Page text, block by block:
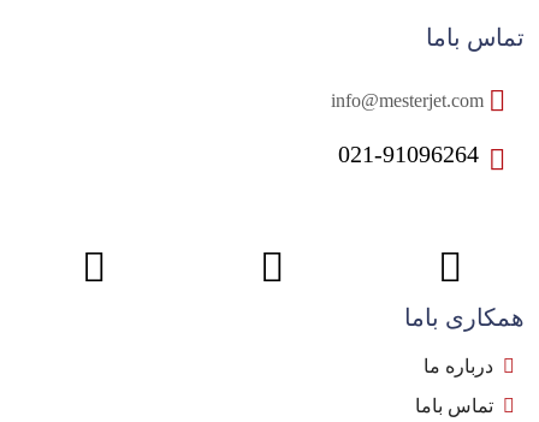
تماس باما
021-91096264
همکاری باما
درباره ما
تماس باما